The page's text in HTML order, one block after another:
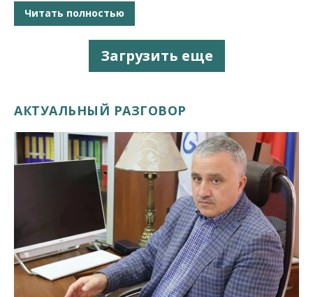
Читать полностью
Загрузить еще
АКТУАЛЬНЫЙ РАЗГОВОР